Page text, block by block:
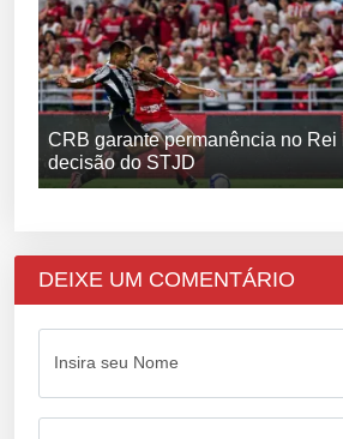
CRB garante permanência no Rei
decisão do STJD
DEIXE UM COMENTÁRIO
Insira seu Nome